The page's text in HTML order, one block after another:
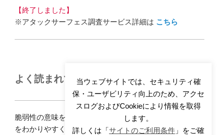
【終了しました】
※アタックサーフェス調査サービス詳細は こちら
よく読まれている記事
脆弱性の意味を正しく理解する―読み方・具体例・種類
をわかりやすく解説
当ウェブサイトでは、セキュリティ確
保・ユーザビリティ向上のため、アクセ
スログおよびCookieにより情報を取得
します。
詳しくは「サイトのご利用条件 」をご確